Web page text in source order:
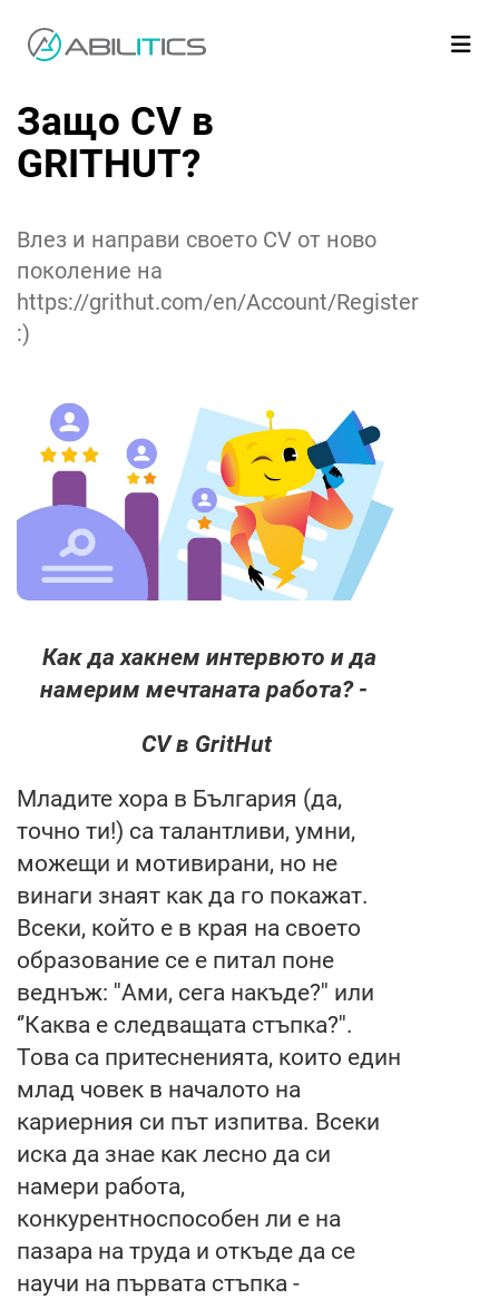
Защо CV в
GRITHUT?
Влез и направи своето CV от ново
поколение на
https://grithut.com/en/Account/Register
:)
Как да хакнем интервюто и да
намерим мечтаната работа? -
CV в GritHut
Младите хора в България (да,
точно ти!) са талантливи, умни,
можещи и мотивирани, но не
винаги знаят как да го покажат.
Всеки, който е в края на своето
образование се е питал поне
веднъж: ''Ами, сега накъде?'' или
‘’Каква е следващата стъпка?''.
Това са притесненията, които един
млад човек в началото на
кариерния си път изпитва. Всеки
иска да знае как лесно да си
намери работа,
конкурентноспособен ли е на
пазара на труда и откъде да се
научи на първата стъпка -